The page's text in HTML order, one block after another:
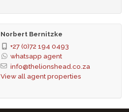
Norbert Bernitzke
+27 (0)72 194 0493
whatsapp agent
info@thelionshead.co.za
View all agent properties